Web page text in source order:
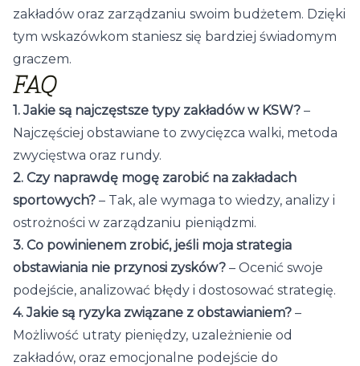
zakładów oraz zarządzaniu swoim budżetem. Dzięki
tym wskazówkom staniesz się bardziej świadomym
graczem.
FAQ
1. Jakie są najczęstsze typy zakładów w KSW? –
Najczęściej obstawiane to zwycięzca walki, metoda
zwycięstwa oraz rundy.
2. Czy naprawdę mogę zarobić na zakładach
sportowych? – Tak, ale wymaga to wiedzy, analizy i
ostrożności w zarządzaniu pieniądzmi.
3. Co powinienem zrobić, jeśli moja strategia
obstawiania nie przynosi zysków? – Ocenić swoje
podejście, analizować błędy i dostosować strategię.
4. Jakie są ryzyka związane z obstawianiem? –
Możliwość utraty pieniędzy, uzależnienie od
zakładów, oraz emocjonalne podejście do